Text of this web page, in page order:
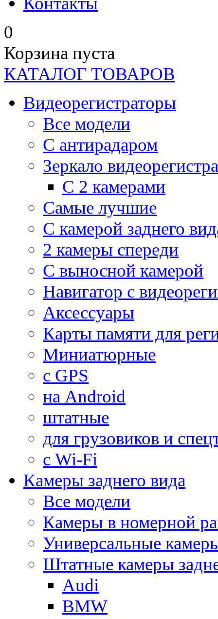
0
Корзина пуста
КАТАЛОГ ТОВАРОВ
Видеорегистраторы
Все модели
C антирадаром
Зеркало
С 2 камерами
Самые лучшие
С камерой заднего
2 камеры спереди
С выносной камерой
Навигатор с
Аксессуары
Карты памяти для
Миниатюрные
с GPS
на Android
штатные
для грузовиков и
с Wi-Fi
Камеры заднего вида
Все модели
Камеры в номерной
Универсальные
Штатные камеры
Audi
BMW